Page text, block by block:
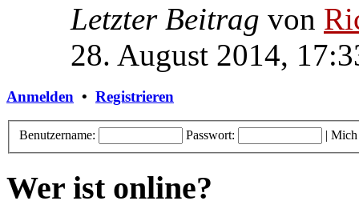
Letzter Beitrag von
28. August 2014,
Anmelden • Registrieren
Benutzername: Passwort: | Mich
Wer ist online?